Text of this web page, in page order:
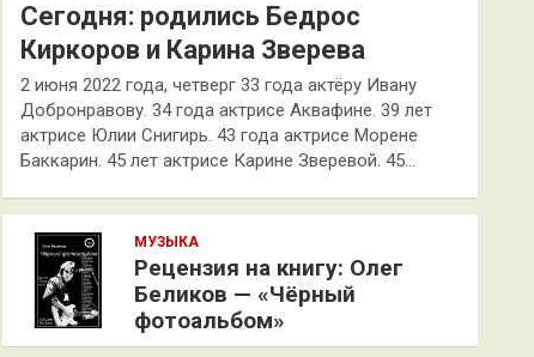
Сегодня: родились Бедрос
Киркоров и Карина Зверева
2 июня 2022 года, четверг 33 года актёру Ивану
Добронравову. 34 года актрисе Аквафине. 39 лет
актрисе Юлии Снигирь. 43 года актрисе Морене
Баккарин. 45 лет актрисе Карине Зверевой. 45…
МУЗЫКА
Рецензия на книгу: Олег
Беликов — «Чёрный
фотоальбом»